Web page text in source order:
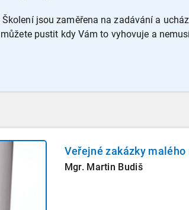
Školení jsou zaměřena na zadávání a
pustit kdy Vám to vyhovuje a
Veřejné zakázky
Mgr. Martin Budiš